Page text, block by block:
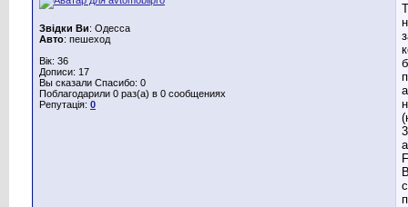
Звідки Ви: Одесса
Авто: пешеход
Вік: 36
Дописи: 17
Вы сказали Спасибо: 0
Поблагодарили 0 раз(а) в 0 сообщениях
Репутація: 0